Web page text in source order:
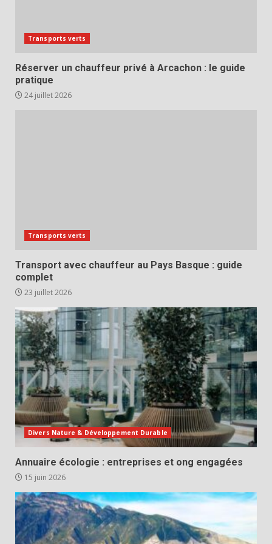
Transports verts
Réserver un chauffeur privé à Arcachon : le guide
pratique
24 juillet 2026
Transports verts
Transport avec chauffeur au Pays Basque : guide
complet
23 juillet 2026
Divers Nature & Développement Durable
Annuaire écologie : entreprises et ong engagées
15 juin 2026